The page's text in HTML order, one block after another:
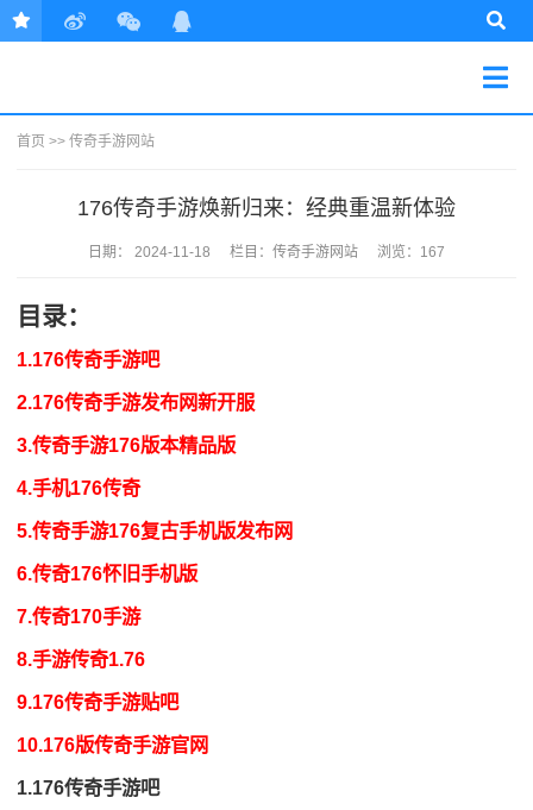
首页 >> 传奇手游网站
176传奇手游焕新归来：经典重温新体验
日期： 2024-11-18 栏目： 传奇手游网站 浏览：167
目录：
1.176传奇手游吧
2.176传奇手游发布网新开服
3.传奇手游176版本精品版
4.手机176传奇
5.传奇手游176复古手机版发布网
6.传奇176怀旧手机版
7.传奇170手游
8.手游传奇1.76
9.176传奇手游贴吧
10.176版传奇手游官网
1.176传奇手游吧